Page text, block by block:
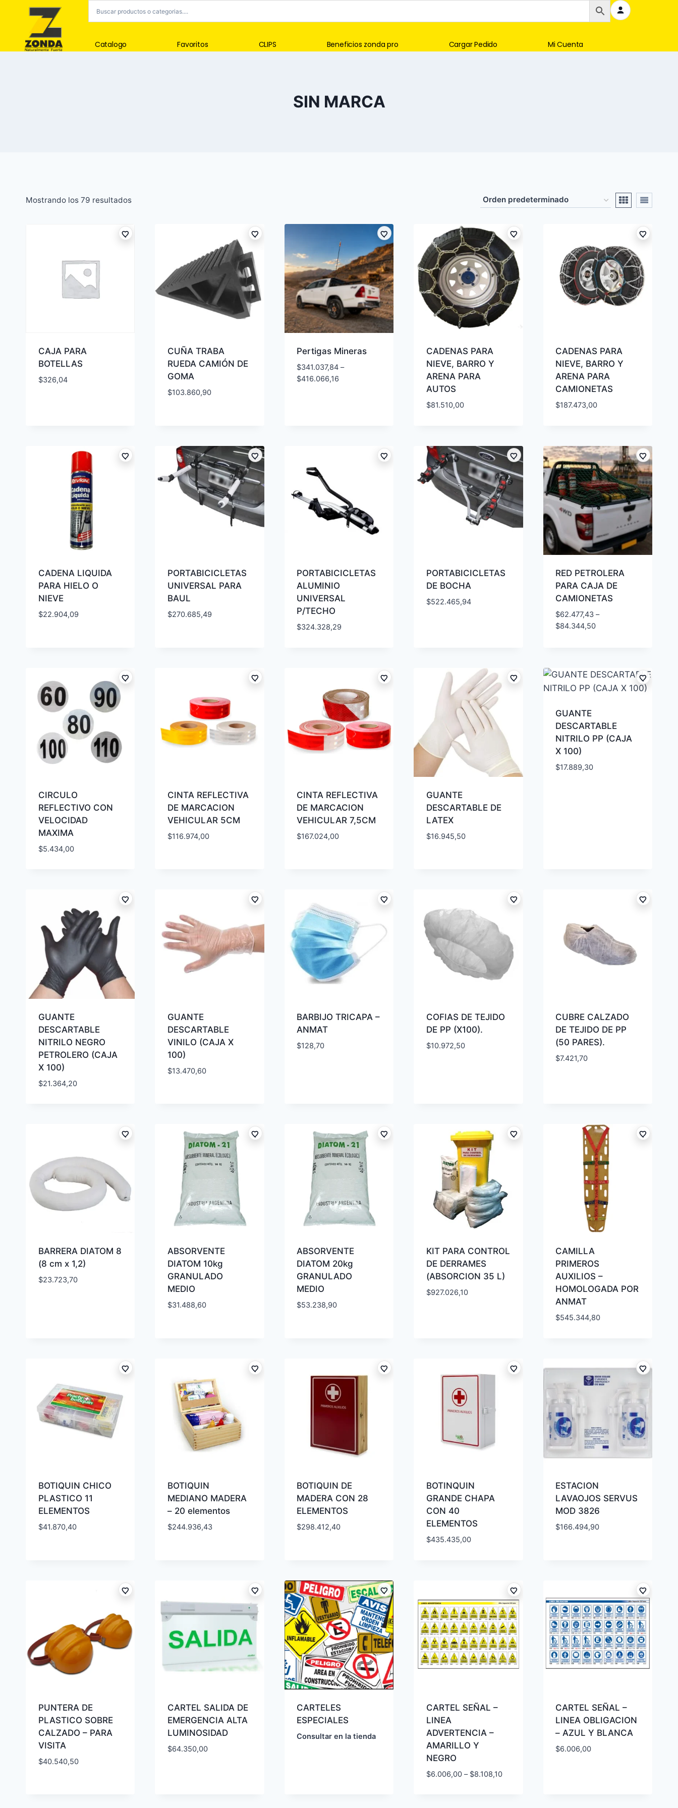
Catalogo Favoritos CLIPS Beneficios zonda pro Cargar Pedido Mi Cuenta
SIN MARCA
Mostrando los 79 resultados
CAJA PARA
BOTELLAS
$326,04
CUÑA TRABA
RUEDA CAMIÓN DE
GOMA
$103.860,90
Pertigas Mineras
$341.037,84 –
$416.066,16
CADENAS PARA
NIEVE, BARRO Y
ARENA PARA
AUTOS
$81.510,00
CADENAS PARA
NIEVE, BARRO Y
ARENA PARA
CAMIONETAS
$187.473,00
CADENA LIQUIDA
PARA HIELO O
NIEVE
$22.904,09
PORTABICICLETAS
UNIVERSAL PARA
BAUL
$270.685,49
PORTABICICLETAS
ALUMINIO
UNIVERSAL
P/TECHO
$324.328,29
PORTABICICLETAS
DE BOCHA
$522.465,94
RED PETROLERA
PARA CAJA DE
CAMIONETAS
$62.477,43 –
$84.344,50
CIRCULO
REFLECTIVO CON
VELOCIDAD
MAXIMA
$5.434,00
CINTA REFLECTIVA
DE MARCACION
VEHICULAR 5CM
$116.974,00
CINTA REFLECTIVA
DE MARCACION
VEHICULAR 7,5CM
$167.024,00
GUANTE
DESCARTABLE DE
LATEX
$16.945,50
GUANTE
DESCARTABLE
NITRILO PP (CAJA
X 100)
$17.889,30
GUANTE
DESCARTABLE
NITRILO NEGRO
PETROLERO (CAJA
X 100)
$21.364,20
GUANTE
DESCARTABLE
VINILO (CAJA X
100)
$13.470,60
BARBIJO TRICAPA –
ANMAT
$128,70
COFIAS DE TEJIDO
DE PP (X100).
$10.972,50
CUBRE CALZADO
DE TEJIDO DE PP
(50 PARES).
$7.421,70
BARRERA DIATOM 8
(8 cm x 1,2)
$23.723,70
ABSORVENTE
DIATOM 10kg
GRANULADO
MEDIO
$31.488,60
ABSORVENTE
DIATOM 20kg
GRANULADO
MEDIO
$53.238,90
KIT PARA CONTROL
DE DERRAMES
(ABSORCION 35 L)
$927.026,10
CAMILLA
PRIMEROS
AUXILIOS –
HOMOLOGADA POR
ANMAT
$545.344,80
BOTIQUIN CHICO
PLASTICO 11
ELEMENTOS
$41.870,40
BOTIQUIN
MEDIANO MADERA
– 20 elementos
$244.936,43
BOTIQUIN DE
MADERA CON 28
ELEMENTOS
$298.412,40
BOTINQUIN
GRANDE CHAPA
CON 40
ELEMENTOS
$435.435,00
ESTACION
LAVAOJOS SERVUS
MOD 3826
$166.494,90
PUNTERA DE
PLASTICO SOBRE
CALZADO – PARA
VISITA
$40.540,50
CARTEL SALIDA DE
EMERGENCIA ALTA
LUMINOSIDAD
$64.350,00
CARTELES
ESPECIALES
Consultar en la tienda
CARTEL SEÑAL –
LINEA
ADVERTENCIA –
AMARILLO Y
NEGRO
$6.006,00 – $8.108,10
CARTEL SEÑAL –
LINEA OBLIGACION
– AZUL Y BLANCA
$6.006,00